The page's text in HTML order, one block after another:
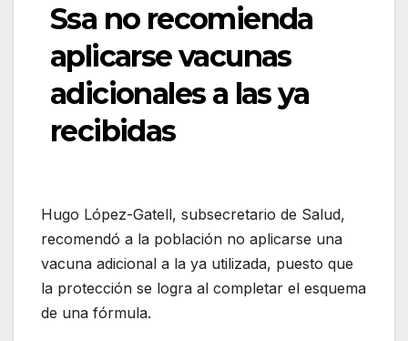
Ssa no recomienda
aplicarse vacunas
adicionales a las ya
recibidas
Hugo López-Gatell, subsecretario de Salud,
recomendó a la población no aplicarse una
vacuna adicional a la ya utilizada, puesto que
la protección se logra al completar el esquema
de una fórmula.